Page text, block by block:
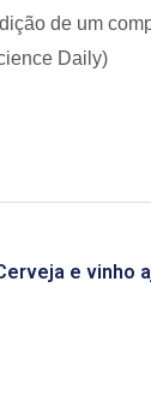
de um
Daily)